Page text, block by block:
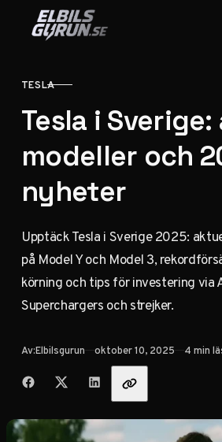
Hoppa till innehåll
KATEGORI
TESLA
Tesla i
modeller och
nyheter
Upptäck Tesla i Sverige 2025:
på Model Y och Model 3,
körning och tips för investering via
Superchargers och strejker.
Av:Elbilsgurun Publicerad
oktober 10, 2025 4 min
Dela med vänner